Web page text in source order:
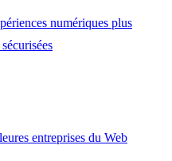
numériques plus
entreprises du Web